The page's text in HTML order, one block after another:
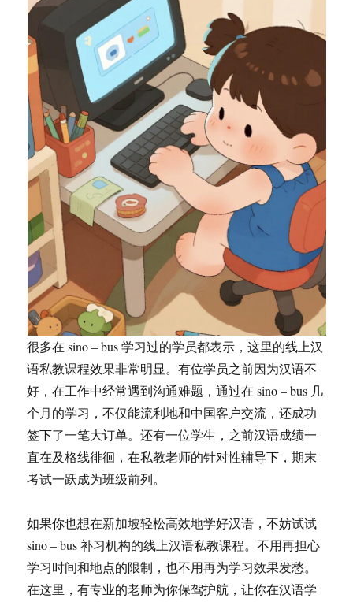
很多在 sino – bus 学习过的学员都表示，这里的线上汉
语私教课程效果非常明显。有位学员之前因为汉语不
好，在工作中经常遇到沟通难题，通过在 sino – bus 几
个月的学习，不仅能流利地和中国客户交流，还成功
签下了一笔大订单。还有一位学生，之前汉语成绩一
直在及格线徘徊，在私教老师的针对性辅导下，期末
考试一跃成为班级前列。
如果你也想在新加坡轻松高效地学好汉语，不妨试试
sino – bus 补习机构的线上汉语私教课程。不用再担心
学习时间和地点的限制，也不用再为学习效果发愁。
在这里，有专业的老师为你保驾护航，让你在汉语学